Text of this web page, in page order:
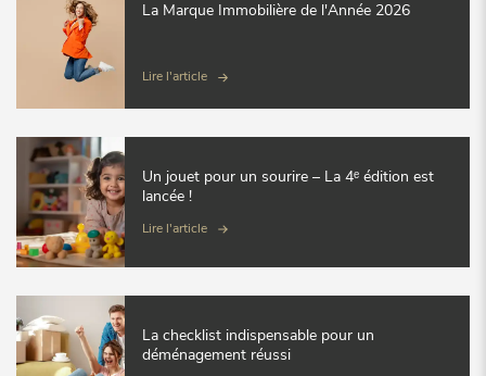
La Marque Immobilière de l'Année 2026
Lire l'article
Un jouet pour un sourire – La 4ᵉ édition est
lancée !
Lire l'article
La checklist indispensable pour un
déménagement réussi